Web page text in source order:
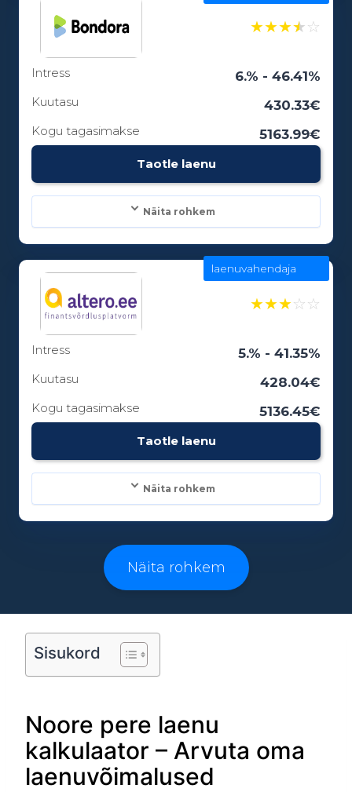
Laenuperiood:
★★★★☆
Intress 6.% - 46.41%
Kuutasu 430.33€
Kogu tagasimakse 5163.99€
Taotle laenu
Näita rohkem
100 - 15000€
Laenuperiood:
★★★☆☆
Intress 5.% - 41.35%
Kuutasu 428.04€
Kogu tagasimakse 5136.45€
Taotle laenu
laenuvahendaja
Näita rohkem
Laenusummad:
500 - 25000€
3 - 96 kuud
18
Näita rohkem
Sisukord
Noore pere laenu
kalkulaator – Arvuta oma
laenuvõimalused